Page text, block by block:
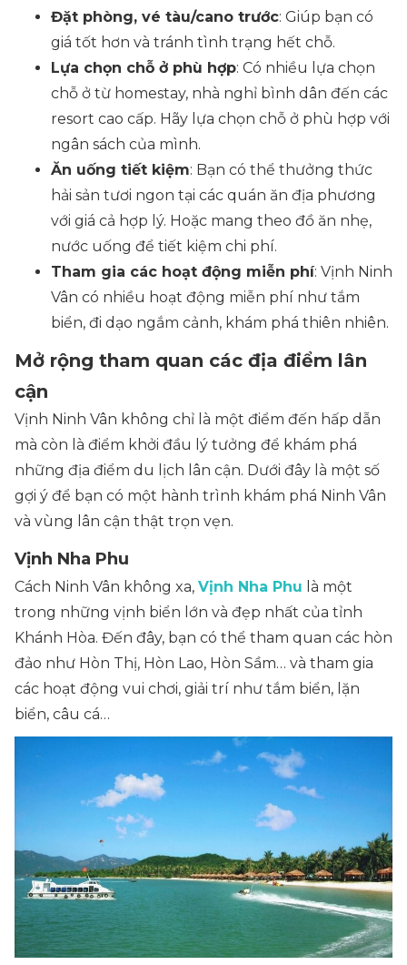
Đặt phòng, vé tàu/cano trước: Giúp bạn có
giá tốt hơn và tránh tình trạng hết chỗ.
Lựa chọn chỗ ở phù hợp: Có nhiều lựa chọn
chỗ ở từ homestay, nhà nghỉ bình dân đến các
resort cao cấp. Hãy lựa chọn chỗ ở phù hợp với
ngân sách của mình.
Ăn uống tiết kiệm: Bạn có thể thưởng thức
hải sản tươi ngon tại các quán ăn địa phương
với giá cả hợp lý. Hoặc mang theo đồ ăn nhẹ,
nước uống để tiết kiệm chi phí.
Tham gia các hoạt động miễn phí: Vịnh Ninh
Vân có nhiều hoạt động miễn phí như tắm
biển, đi dạo ngắm cảnh, khám phá thiên nhiên.
Mở rộng tham quan các địa điểm lân
cận
Vịnh Ninh Vân không chỉ là một điểm đến hấp dẫn
mà còn là điểm khởi đầu lý tưởng để khám phá
những địa điểm du lịch lân cận. Dưới đây là một số
gợi ý để bạn có một hành trình khám phá Ninh Vân
và vùng lân cận thật trọn vẹn.
Vịnh Nha Phu
Cách Ninh Vân không xa, Vịnh Nha Phu là một
trong những vịnh biển lớn và đẹp nhất của tỉnh
Khánh Hòa. Đến đây, bạn có thể tham quan các hòn
đảo như Hòn Thị, Hòn Lao, Hòn Sầm… và tham gia
các hoạt động vui chơi, giải trí như tắm biển, lặn
biển, câu cá…